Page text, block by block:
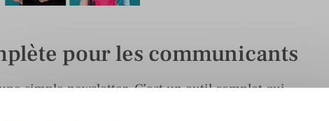
pour les communicants
simple newsletter. C’est un outil complet qui
ressources indispensables pour les